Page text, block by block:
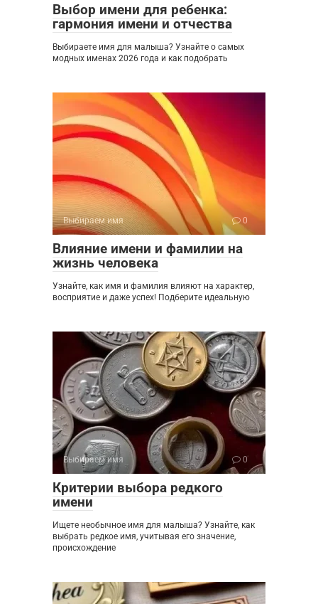
Выбор имени для ребенка:
гармония имени и отчества
Выбираете имя для малыша? Узнайте о самых
модных именах 2026 года и как подобрать
Выбираем имя 0
Влияние имени и фамилии на
жизнь человека
Узнайте, как имя и фамилия влияют на характер,
восприятие и даже успех! Подберите идеальную
Выбираем имя 0
Критерии выбора редкого
имени
Ищете необычное имя для малыша? Узнайте, как
выбрать редкое имя, учитывая его значение,
происхождение